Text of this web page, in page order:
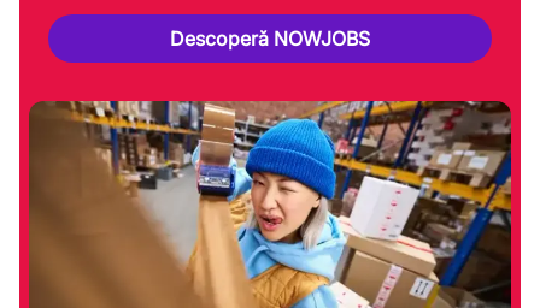
Descoperă NOWJOBS